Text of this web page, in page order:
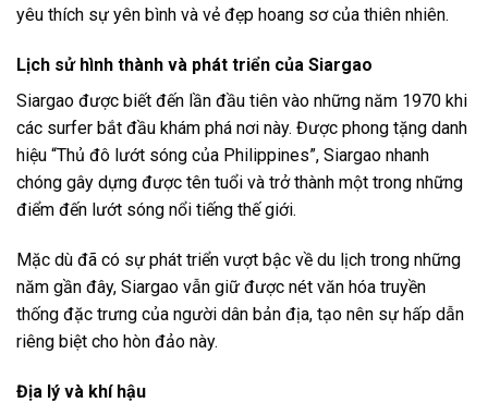
yêu thích sự yên bình và vẻ đẹp hoang sơ của thiên nhiên.
Lịch sử hình thành và phát triển của Siargao
Siargao được biết đến lần đầu tiên vào những năm 1970 khi
các surfer bắt đầu khám phá nơi này. Được phong tặng danh
hiệu “Thủ đô lướt sóng của Philippines”, Siargao nhanh
chóng gây dựng được tên tuổi và trở thành một trong những
điểm đến lướt sóng nổi tiếng thế giới.
Mặc dù đã có sự phát triển vượt bậc về du lịch trong những
năm gần đây, Siargao vẫn giữ được nét văn hóa truyền
thống đặc trưng của người dân bản địa, tạo nên sự hấp dẫn
riêng biệt cho hòn đảo này.
Địa lý và khí hậu